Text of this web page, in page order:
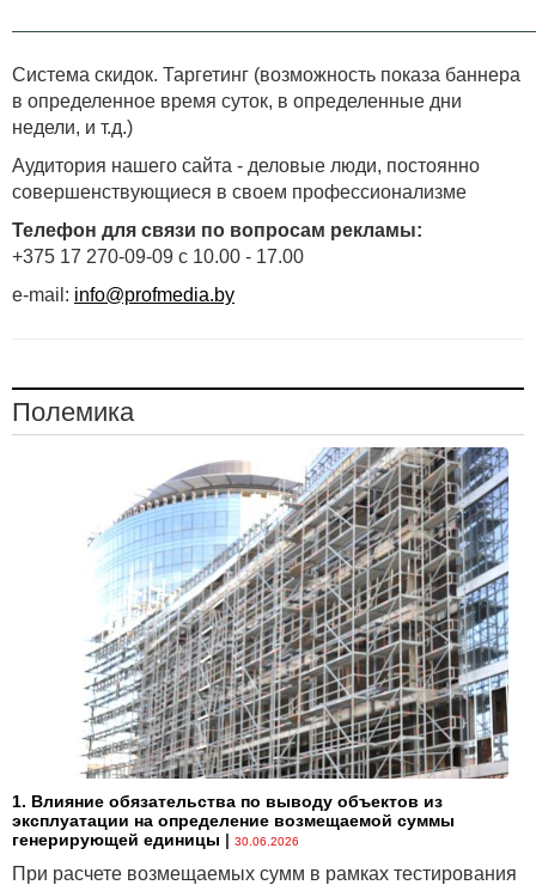
Система скидок. Таргетинг (возможность показа баннера
в определенное время суток, в определенные дни
недели, и т.д.)
Аудитория нашего сайта - деловые люди, постоянно
совершенствующиеся в своем профессионализме
Телефон для связи по вопросам рекламы:
+375 17 270-09-09 c 10.00 - 17.00
e-mail: info@profmedia.by
Полемика
1. Влияние обязательства по выводу объектов из
эксплуатации на определение возмещаемой суммы
генерирующей единицы | 30.06.2026
При расчете возмещаемых сумм в рамках тестирования